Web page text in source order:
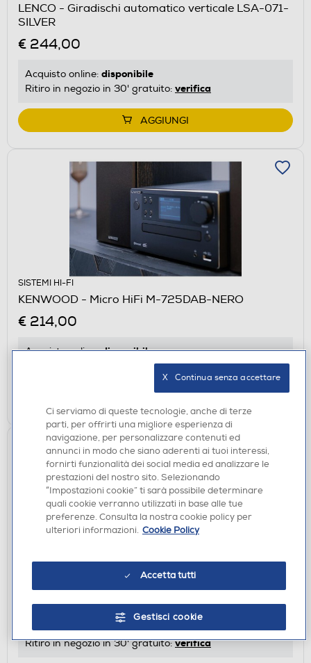
LENCO - Giradischi automatico verticale LSA-071-
SILVER
€ 244,00
Acquisto online: disponibile
Ritiro in negozio in 30' gratuito: verifica
AGGIUNGI
SISTEMI HI-FI
KENWOOD - Micro HiFi M-725DAB-NERO
€ 214,00
Acquisto online:disponibile
Ritiro in negozio in 30' gratuito:verifica
SOUNDBAR E HOME THEATRE
KENWOOD - Soundbar LS-600BT-NERO
Acquisto online:disponibile
Ritiro in negozio in 30' gratuito:verifica
Ci serviamo di queste tecnologie, anche di terze
parti, per offrirti una migliore esperienza di
navigazione, per personalizzare contenuti ed
annunci in modo che siano aderenti ai tuoi interessi,
fornirti funzionalità dei social media ed analizzare le
prestazioni del nostro sito. Selezionando
“Impostazioni cookie” ti sarà possibile determinare
quali cookie verranno utilizzati in base alle tue
preferenze. Consulta la nostra cookie policy per
ulteriori informazioni. Cookie Policy
Accetta tutti
Gestisci cookie
X   Continua senza accettare